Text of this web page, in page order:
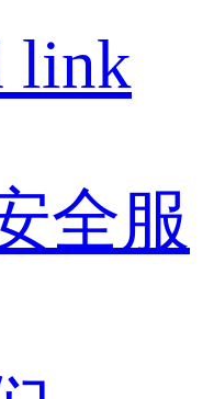
link
全服